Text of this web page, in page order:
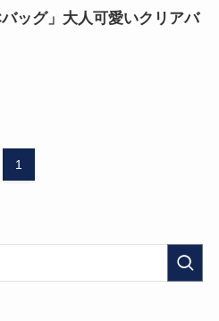
ッグ」大人可愛いクリアバ
1